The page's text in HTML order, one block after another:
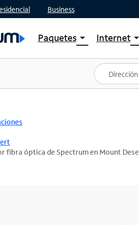
Business
Paquetesarrow_drop_down
Ver paquetes
Spectrum One
Mejores ofertas
Internetarrow_drop_down
Planes
fibra óptica de Spectrum en Mount